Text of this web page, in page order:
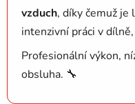
vzduch, díky čemuž je
intenzivní práci v
Profesionální výkon,
obsluha. 🔧